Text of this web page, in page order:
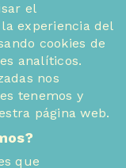
el
experiencia del
cookies de
analíticos.
nos
tenemos y
página web.
que